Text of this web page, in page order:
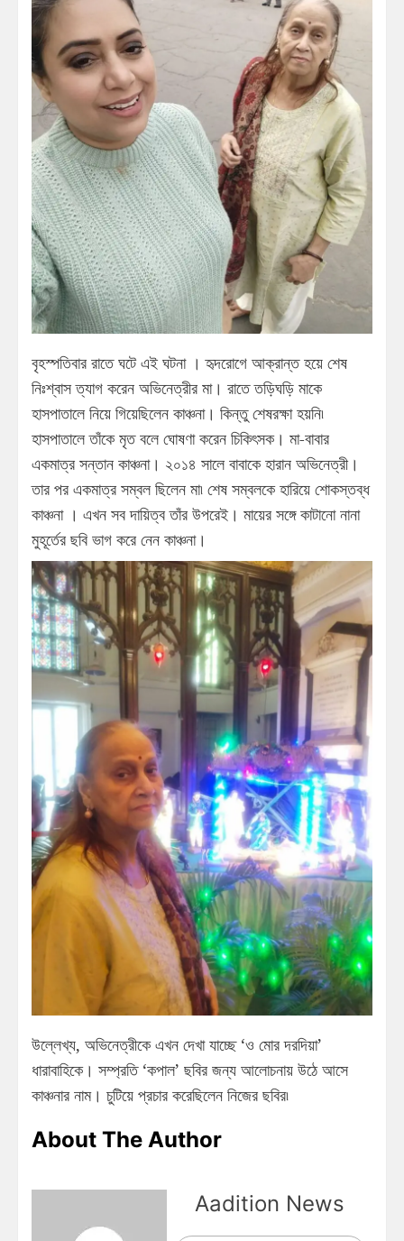
বৃহস্পতিবার রাতে ঘটে এই ঘটনা । হৃদরোগে আক্রান্ত হয়ে শেষ
নিঃশ্বাস ত্যাগ করেন অভিনেত্রীর মা। রাতে তড়িঘড়ি মাকে
হাসপাতালে নিয়ে গিয়েছিলেন কাঞ্চনা। কিন্তু শেষরক্ষা হয়নি৷
হাসপাতালে তাঁকে মৃত বলে ঘোষণা করেন চিকিৎসক। মা-বাবার
একমাত্র সন্তান কাঞ্চনা। ২০১৪ সালে বাবাকে হারান অভিনেত্রী।
তার পর একমাত্র সম্বল ছিলেন মা৷ শেষ সম্বলকে হারিয়ে শোকস্তব্ধ
কাঞ্চনা । এখন সব দায়িত্ব তাঁর উপরেই। মায়ের সঙ্গে কাটানো নানা
মুহূর্তের ছবি ভাগ করে নেন কাঞ্চনা।
উল্লেখ্য, অভিনেত্রীকে এখন দেখা যাচ্ছে ‘ও মোর দরদিয়া’
ধারাবাহিকে। সম্প্রতি ‘কপাল’ ছবির জন্য আলোচনায় উঠে আসে
কাঞ্চনার নাম। চুটিয়ে প্রচার করেছিলেন নিজের ছবির৷
About The Author
Aadition News